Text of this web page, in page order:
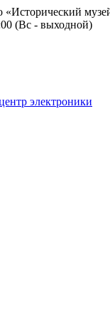
«Исторический
(Вс - выходной)
электроники